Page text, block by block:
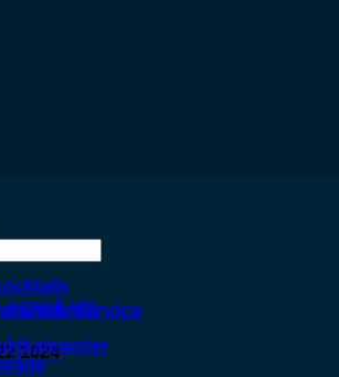
1024
cava & vin